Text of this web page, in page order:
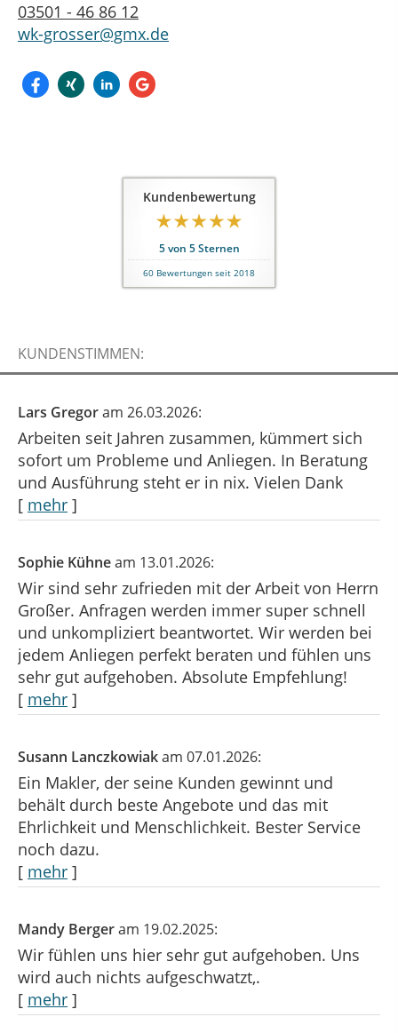
03501 - 46 86 12
wk-grosser@gmx.de
Kundenbewertung
5von 5Sternen
60 Bewertungen seit 2018
KUNDENSTIMMEN:
Lars Gregoram 26.03.2026:
Arbeiten seit Jahren zusammen, kümmert sich
sofort um Probleme und Anliegen. In Beratung
und Ausführung steht er in nix. Vielen Dank
[ mehr ]
Sophie Kühneam 13.01.2026:
Wir sind sehr zufrieden mit der Arbeit von Herrn
Großer. Anfragen werden immer super schnell
und unkompliziert beantwortet. Wir werden bei
jedem Anliegen perfekt beraten und fühlen uns
sehr gut aufgehoben. Absolute Empfehlung!
[ mehr ]
Susann Lanczkowiakam 07.01.2026:
Ein Makler, der seine Kunden gewinnt und
behält durch beste Angebote und das mit
Ehrlichkeit und Menschlichkeit. Bester Service
noch dazu.
[ mehr ]
Mandy Bergeram 19.02.2025:
Wir fühlen uns hier sehr gut aufgehoben. Uns
wird auch nichts aufgeschwatzt,.
[ mehr ]